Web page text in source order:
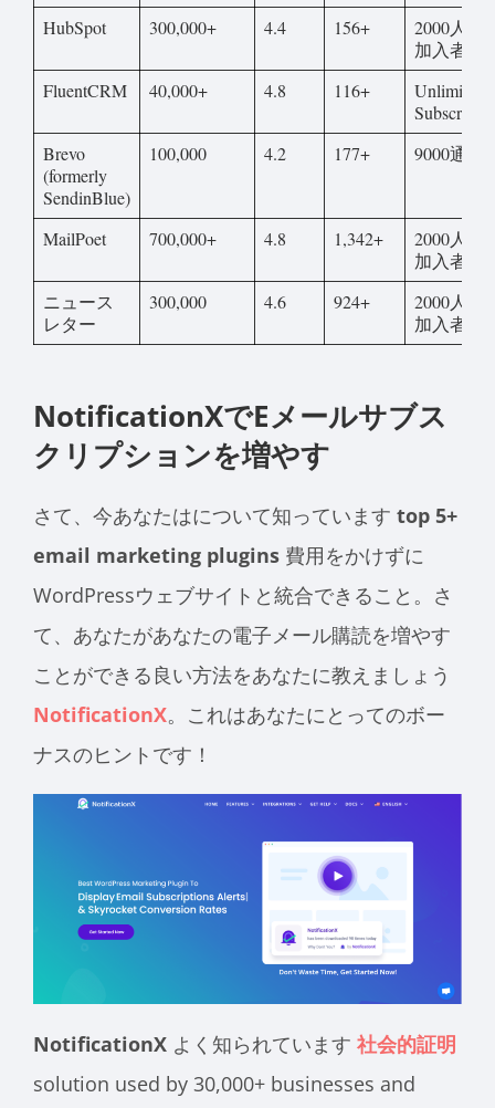
HubSpot
300,000+ 4.4 156+
2000人の
加入者
FluentCRM
40,000+ 4.8 116+
Unlimited
Subscribers
Brevo
(formerly
SendinBlue)
100,000 4.2 177+ 9000通/月
MailPoet 700,000+ 4.8 1,342+
2000人の
加入者
ニュース
レター
300,000 4.6 924+
2000人の
加入者
NotificationXでEメールサブス
クリプションを増やす
さて、今あなたはについて知っています top 5+
email marketing plugins 費用をかけずに
WordPressウェブサイトと統合できること。さ
て、あなたがあなたの電子メール購読を増やす
ことができる良い方法をあなたに教えましょう
NotificationX。これはあなたにとってのボー
ナスのヒントです！
NotificationX よく知られています 社会的証明
solution used by 30,000+ businesses and